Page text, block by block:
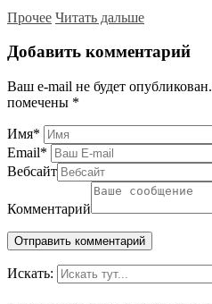
Прочее Читать дальше
Добавить комментарий
Ваш e-mail не будет опубликован.
помечены *
Имя*
Email*
Вебсайт
Комментарий
Искать: